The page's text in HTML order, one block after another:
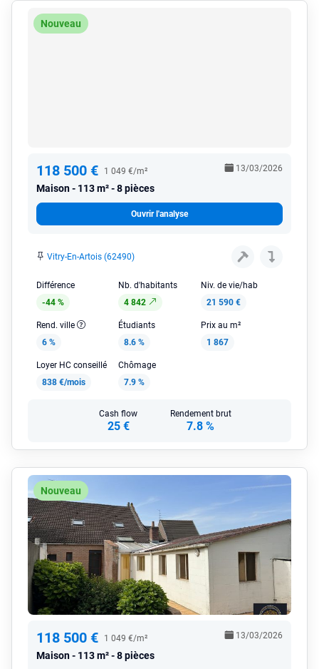
Nouveau
118 500 € 1 049 €/m²
Maison 113 m² - 8 pièces
13/03/2026
Ouvrir l'analyse
Vitry-En-Artois (62490)
Différence
-44 %
Nb. d'habitants
4 842
Niv. de vie/hab
21 590 €
Rend. ville
6 %
Étudiants
8.6 %
Prix au m²
1 867
Loyer HC conseillé
838 €/mois
Chômage
7.9 %
Cash flow
25 €
Rendement brut
7.8 %
Nouveau
118 500 € 1 049 €/m²
Maison 113 m² - 8 pièces
13/03/2026